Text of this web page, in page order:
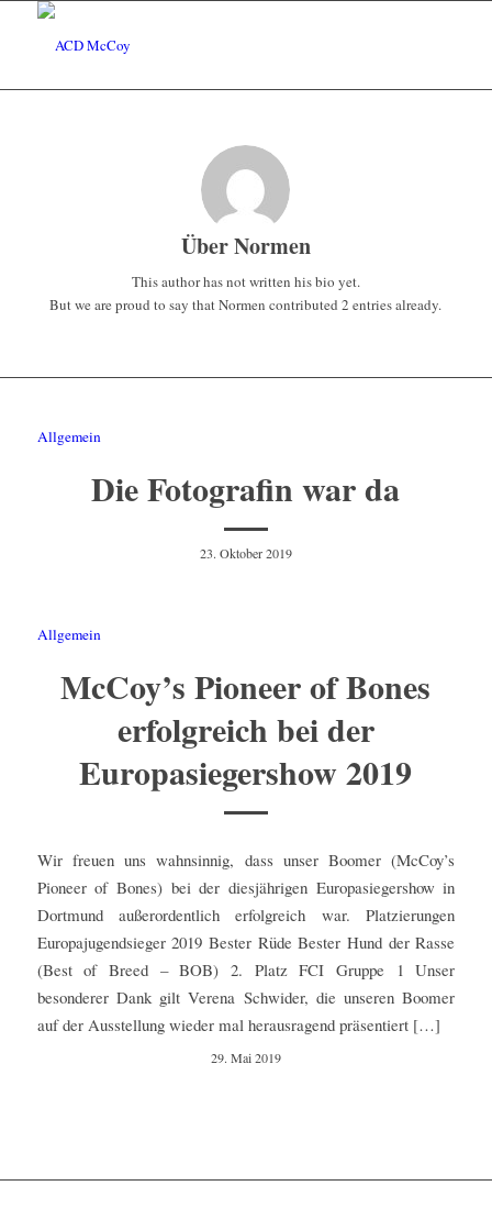
ÜberNormen
This author has not written his bio yet.
But we are proud to say thatNormen contributed 2 entries already.
Allgemein
Die Fotografin war da
23. Oktober 2019
Allgemein
McCoy’s Pioneer of Bones
erfolgreich bei der
Europasiegershow 2019
Wir freuen uns wahnsinnig, dass unser Boomer (McCoy’s
Pioneer of Bones) bei der diesjährigen Europasiegershow in
Dortmund außerordentlich erfolgreich war. Platzierungen
Europajugendsieger 2019 Bester Rüde Bester Hund der Rasse
(Best of Breed – BOB) 2. Platz FCI Gruppe 1 Unser
besonderer Dank gilt Verena Schwider, die unseren Boomer
auf der Ausstellung wieder mal herausragend präsentiert […]
29. Mai 2019